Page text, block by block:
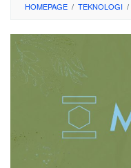
HOMEPAGE / TEKNOLOGI /